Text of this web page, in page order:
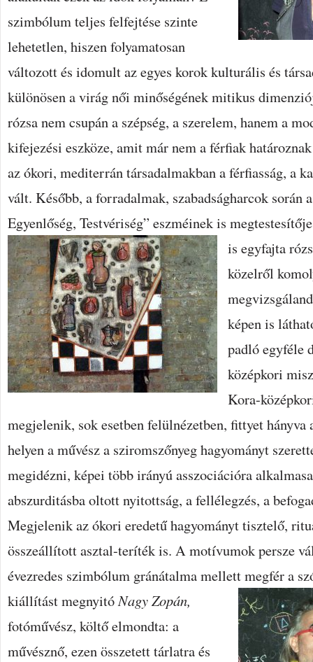
szimbólum teljes felfejtése szinte
lehetetlen, hiszen folyamatosan
változott és idomult az egyes korok kulturális és
különösen a virág női minőségének mitikus
rózsa nem csupán a szépség, a szerelem, hanem a
kifejezési eszköze, amit már nem a férfiak
az ókori, mediterrán társadalmakban a férfiasság, a
vált. Később, a forradalmak, szabadságharcok során
Egyenlőség, Testvériség” eszméinek is
is egyfajta
közelről
képen is
padló egyféle
középkori
Kora-
megjelenik, sok esetben felülnézetben, fittyet hányva
helyen a művész a sziromszőnyeg hagyományt
megidézni, képei több irányú asszociációra
abszurditásba oltott nyitottság, a fellélegzés, a
Megjelenik az ókori eredetű hagyományt tisztelő,
összeállított asztal-teríték is. A motívumok persze
évezredes szimbólum gránátalma mellett megfér a
kiállítást megnyitóNagy Zopán,
fotóművész, költő elmondta: a
művésznő, ezen összetett tárlatra és